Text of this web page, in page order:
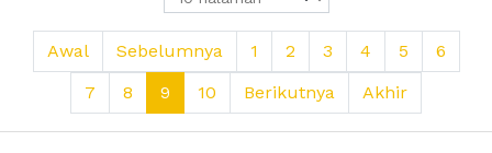
Awal Sebelumnya 1 2 3 4 5
6
7
8 9 10 Berikutnya Akhir